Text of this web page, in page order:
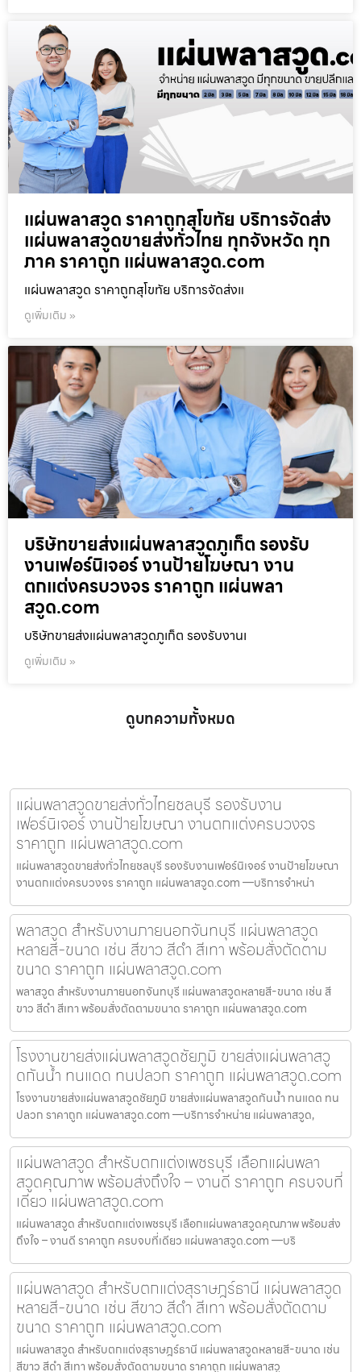
แผ่นพลาสวูด ราคาถูกสุโขทัย บริการจัดส่ง
แผ่นพลาสวูดขายส่งทั่วไทย ทุกจังหวัด ทุก
ภาค ราคาถูก แผ่นพลาสวูด.com
แผ่นพลาสวูด ราคาถูกสุโขทัย บริการจัดส่งแ
ดูเพิ่มเติม »
บริษัทขายส่งแผ่นพลาสวูดภูเก็ต รองรับ
งานเฟอร์นิเจอร์ งานป้ายโฆษณา งาน
ตกแต่งครบวงจร ราคาถูก แผ่นพลา
สวูด.com
บริษัทขายส่งแผ่นพลาสวูดภูเก็ต รองรับงานเ
ดูเพิ่มเติม »
ดูบทความทั้งหมด
แผ่นพลาสวูดขายส่งทั่วไทยชลบุรี รองรับงาน
เฟอร์นิเจอร์ งานป้ายโฆษณา งานตกแต่งครบวงจร
ราคาถูก แผ่นพลาสวูด.com
แผ่นพลาสวูดขายส่งทั่วไทยชลบุรี รองรับงานเฟอร์นิเจอร์ งานป้ายโฆษณา
งานตกแต่งครบวงจร ราคาถูก แผ่นพลาสวูด.com —บริการจำหน่า
พลาสวูด สำหรับงานภายนอกจันทบุรี แผ่นพลาสวูด
หลายสี-ขนาด เช่น สีขาว สีดำ สีเทา พร้อมสั่งตัดตาม
ขนาด ราคาถูก แผ่นพลาสวูด.com
พลาสวูด สำหรับงานภายนอกจันทบุรี แผ่นพลาสวูดหลายสี-ขนาด เช่น สี
ขาว สีดำ สีเทา พร้อมสั่งตัดตามขนาด ราคาถูก แผ่นพลาสวูด.com
โรงงานขายส่งแผ่นพลาสวูดชัยภูมิ ขายส่งแผ่นพลาสวู
ดกันน้ำ ทนแดด ทนปลวก ราคาถูก แผ่นพลาสวูด.com
โรงงานขายส่งแผ่นพลาสวูดชัยภูมิ ขายส่งแผ่นพลาสวูดกันน้ำ ทนแดด ทน
ปลวก ราคาถูก แผ่นพลาสวูด.com —บริการจำหน่าย แผ่นพลาสวูด,
แผ่นพลาสวูด สำหรับตกแต่งเพชรบุรี เลือกแผ่นพลา
สวูดคุณภาพ พร้อมส่งถึงใจ – งานดี ราคาถูก ครบจบที่
เดียว แผ่นพลาสวูด.com
แผ่นพลาสวูด สำหรับตกแต่งเพชรบุรี เลือกแผ่นพลาสวูดคุณภาพ พร้อมส่ง
ถึงใจ – งานดี ราคาถูก ครบจบที่เดียว แผ่นพลาสวูด.com —บริ
แผ่นพลาสวูด สำหรับตกแต่งสุราษฎร์ธานี แผ่นพลาสวูด
หลายสี-ขนาด เช่น สีขาว สีดำ สีเทา พร้อมสั่งตัดตาม
ขนาด ราคาถูก แผ่นพลาสวูด.com
แผ่นพลาสวูด สำหรับตกแต่งสุราษฎร์ธานี แผ่นพลาสวูดหลายสี-ขนาด เช่น
สีขาว สีดำ สีเทา พร้อมสั่งตัดตามขนาด ราคาถูก แผ่นพลาสวู